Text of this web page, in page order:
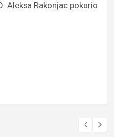
Aleksa Rakonjac pokorio